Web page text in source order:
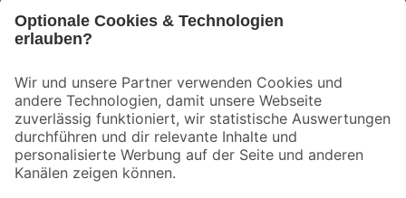
Der toom Newsletter: Keine Angebote und Aktionen mehr verpassen!
Zur Newsletter Anmeldung
Folge uns